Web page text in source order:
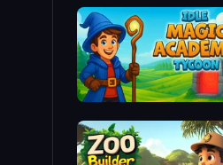
Idle Magic Academy Tycoon